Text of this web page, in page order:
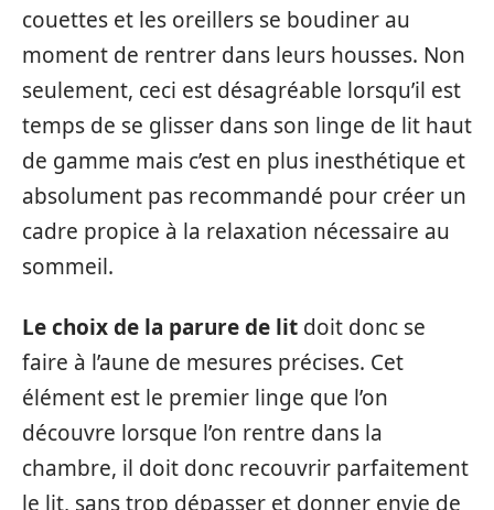
couettes et les oreillers se boudiner au
moment de rentrer dans leurs housses. Non
seulement, ceci est désagréable lorsqu’il est
temps de se glisser dans son linge de lit haut
de gamme mais c’est en plus inesthétique et
absolument pas recommandé pour créer un
cadre propice à la relaxation nécessaire au
sommeil.
Le choix de la parure de lit doit donc se
faire à l’aune de mesures précises. Cet
élément est le premier linge que l’on
découvre lorsque l’on rentre dans la
chambre, il doit donc recouvrir parfaitement
le lit, sans trop dépasser et donner envie de